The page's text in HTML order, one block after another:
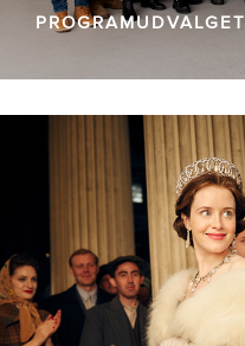
PROGRAMUDVALGET